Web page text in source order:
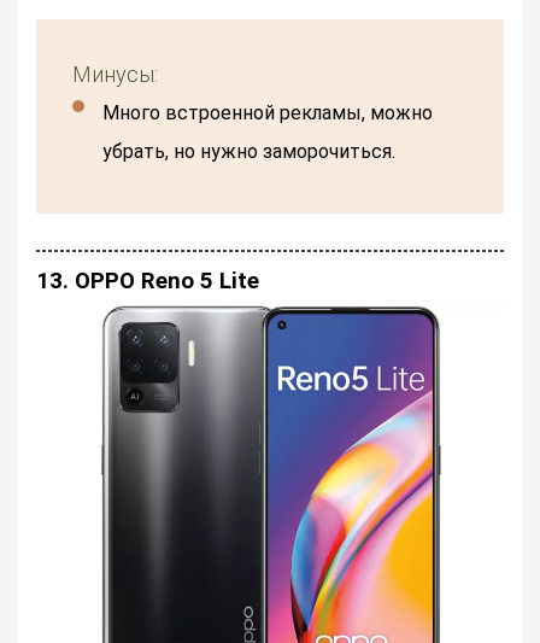
Минусы:
Много встроенной рекламы, можно
убрать, но нужно заморочиться.
13. OPPO Reno 5 Lite